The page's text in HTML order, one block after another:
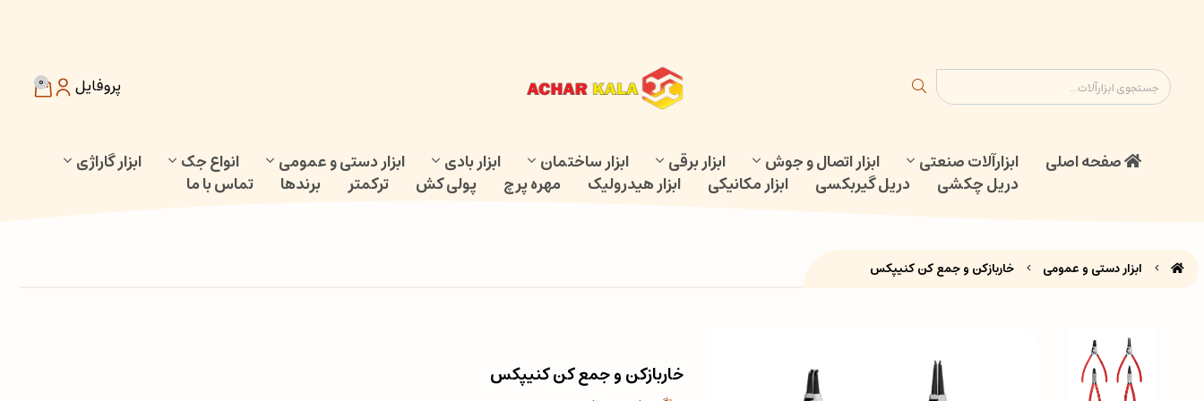
0 پروفایل
صفحه اصلی ابزارآلات صنعتی ابزار اتصال و جوش ابزار برقی ابزار ساختمان ابزار بادی ابزار دستی و عمومی انواع جک
ابزار گاراژی
دریل چکشی
دریل گیربکسی ابزار مکانیکی ابزار هیدرولیک مهره پرچ پولی کش ترکمتر برندها تماس با ما
ابزار دستی و عمومی خاربازکن و جمع کن کنیپکس
خاربازکن و جمع کن کنیپکس